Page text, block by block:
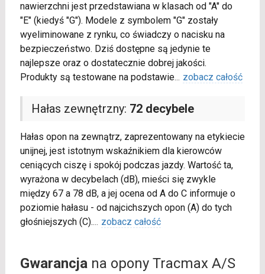
nawierzchni jest przedstawiana w klasach od "A" do
"E" (kiedyś "G"). Modele z symbolem "G" zostały
wyeliminowane z rynku, co świadczy o nacisku na
bezpieczeństwo. Dziś dostępne są jedynie te
najlepsze oraz o dostatecznie dobrej jakości.
Produkty są testowane na podstawie... zobacz całość
Hałas zewnętrzny: 72 decybele
Hałas opon na zewnątrz, zaprezentowany na etykiecie
unijnej, jest istotnym wskaźnikiem dla kierowców
ceniących ciszę i spokój podczas jazdy. Wartość ta,
wyrażona w decybelach (dB), mieści się zwykle
między 67 a 78 dB, a jej ocena od A do C informuje o
poziomie hałasu - od najcichszych opon (A) do tych
głośniejszych (C).... zobacz całość
Gwarancjana opony Tracmax A/S